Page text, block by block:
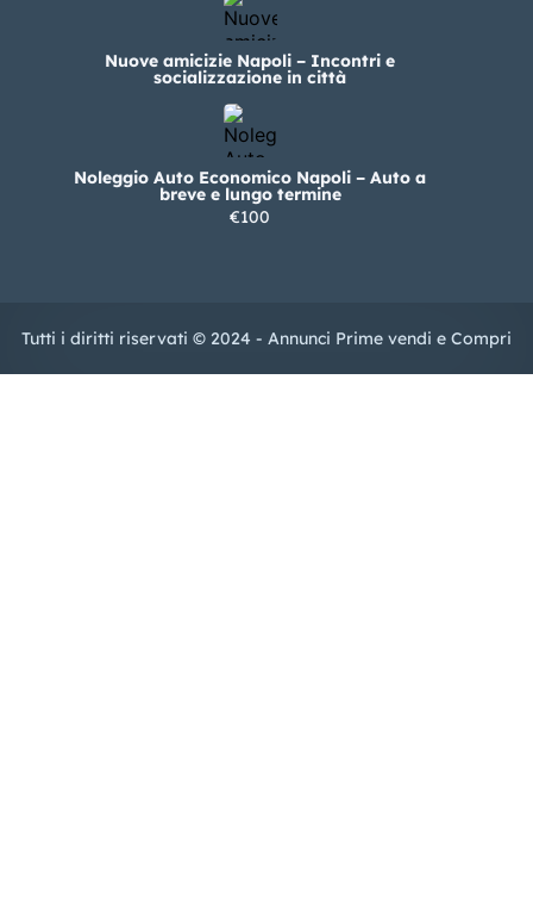
Nuove amicizie Napoli – Incontri e
socializzazione in città
Noleggio Auto Economico Napoli – Auto a
breve e lungo termine
€100
Tutti i diritti riservati © 2024 - Annunci Prime vendi e Compri